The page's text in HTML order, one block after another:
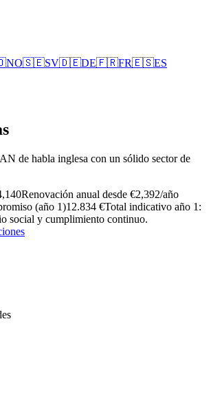
NO🇸🇪SV🇩🇪DE🇫🇷FR🇪🇸ES
de habla inglesa con un sólido sector de
Renovación anual desde €2,392/año
(año 1)12.834 €Total indicativo año 1:
social y cumplimiento continuo.